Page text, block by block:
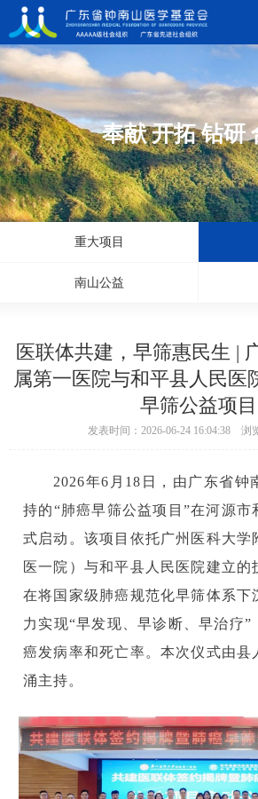
奉献 开拓 钻研
重大项目
南山公益
医联体共建，早筛惠民生 |
属第一医院与和平县人民医
早筛公益项目
发表时间：2026-06-24 16:04:38 浏
2026年6月18日，由广东省钟
持的“肺癌早筛公益项目”在河源市
式启动。该项目依托广州医科大学
医一院）与和平县人民医院建立的
在将国家级肺癌规范化早筛体系下
力实现“早发现、早诊断、早治疗”
癌发病率和死亡率。本次仪式由县
涌主持。